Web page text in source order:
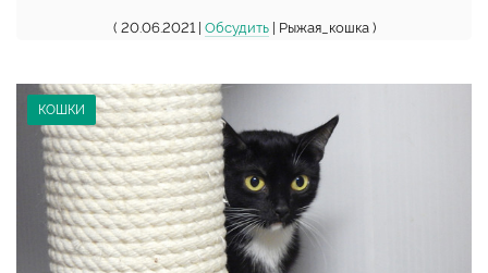
( 20.06.2021 | Обсудить| Рыжая_кошка )
КОШКИ